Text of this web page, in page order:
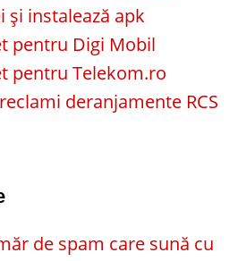
și instalează apk
pentru Digi Mobil
pentru Telekom.ro
deranjamente RCS
de spam care sună cu